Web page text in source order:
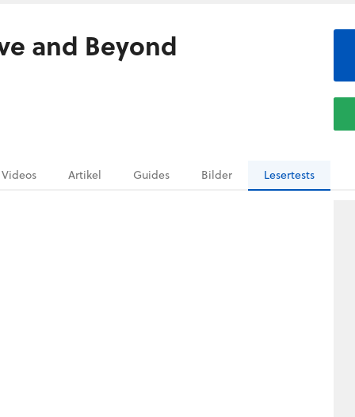
and Beyond
Videos Artikel Guides Bilder Lesertests